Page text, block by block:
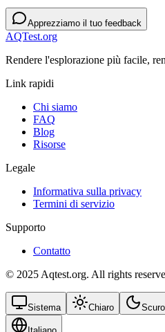
Apprezziamo il tuo feedback
AQTest.org
Rendere l'esplorazione più facile,
Link rapidi
Chi siamo
FAQ
Blog
Risorse
Legale
Informativa sulla privacy
Termini di servizio
Supporto
Contatto
© 2025 Aqtest.org. All rights
Sistema Chiaro Scuro